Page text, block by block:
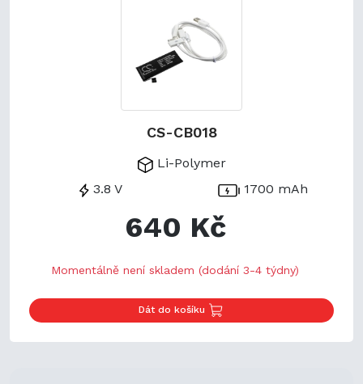
CS-CB018
Li-Polymer
3.8 V
1700 mAh
640 Kč
Momentálně není skladem (dodání 3-4 týdny)
Dát do košíku